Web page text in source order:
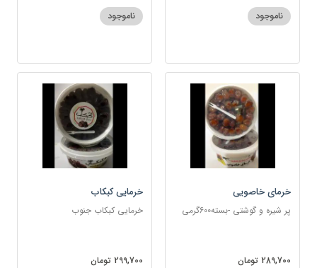
ناموجود ناموجود
خرمای خاصویی
پر شیره و گوشتی -بسته600گرمی
289,700 تومان
خرمایی کبکاب
خرمایی کبکاب جنوب
299,700 تومان